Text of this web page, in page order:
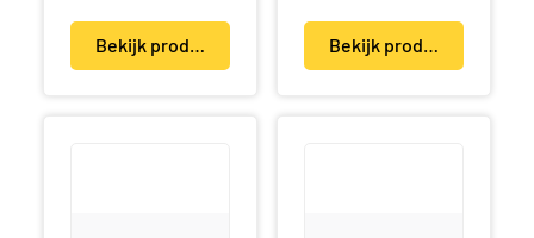
Bekijk product(en) Bekijk product(en)